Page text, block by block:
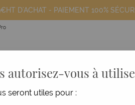
D'ACHAT - PAIEMENT 100%
autorisez-vous à
seront utiles pour :